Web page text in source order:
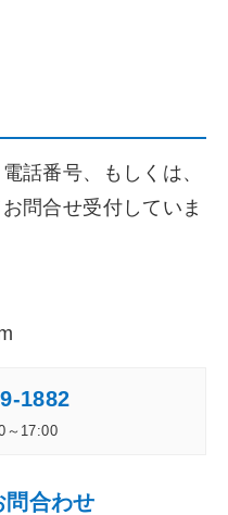
話番号、もしくは、
問合せ受付していま
1882
～17:00
問合わせ